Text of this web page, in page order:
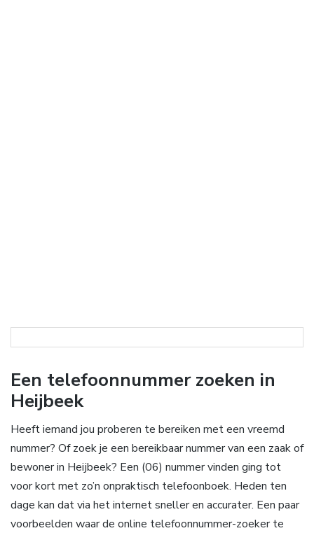
Een telefoonnummer zoeken in
Heijbeek
Heeft iemand jou proberen te bereiken met een vreemd
nummer? Of zoek je een bereikbaar nummer van een zaak of
bewoner in Heijbeek? Een (06) nummer vinden ging tot
voor kort met zo’n onpraktisch telefoonboek. Heden ten
dage kan dat via het internet sneller en accurater. Een paar
voorbeelden waar de online telefoonnummer-zoeker te